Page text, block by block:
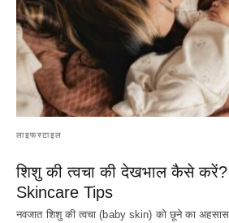
लाइफस्टाइल
शिशु की त्वचा की देखभाल कैसे
Skincare Tips
नवजात शिशु की त्वचा (baby skin) को छूने का